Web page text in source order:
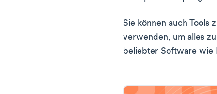
Sie können auch Tools
verwenden, um alles
beliebter Software wie